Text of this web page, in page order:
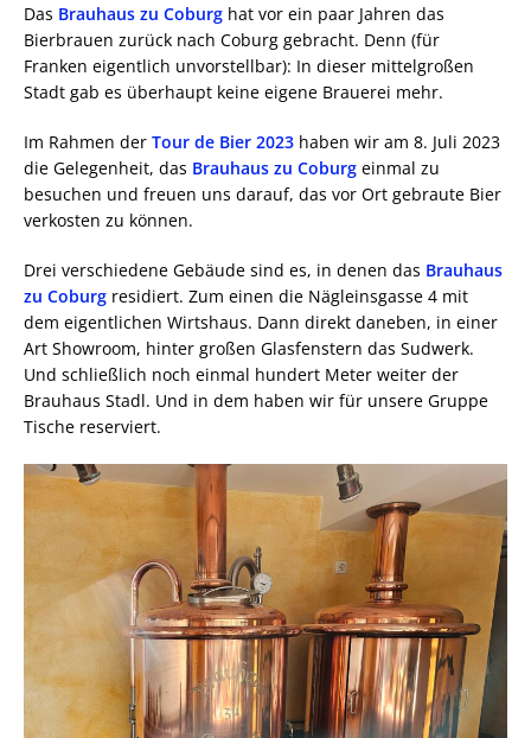
Das Brauhaus zu Coburg hat vor ein paar Jahren das
Bierbrauen zurück nach Coburg gebracht. Denn (für
Franken eigentlich unvorstellbar): In dieser mittelgroßen
Stadt gab es überhaupt keine eigene Brauerei mehr.
Im Rahmen der Tour de Bier 2023 haben wir am 8. Juli 2023
die Gelegenheit, das Brauhaus zu Coburg einmal zu
besuchen und freuen uns darauf, das vor Ort gebraute Bier
verkosten zu können.
Drei verschiedene Gebäude sind es, in denen das Brauhaus
zu Coburg residiert. Zum einen die Nägleinsgasse 4 mit
dem eigentlichen Wirtshaus. Dann direkt daneben, in einer
Art Showroom, hinter großen Glasfenstern das Sudwerk.
Und schließlich noch einmal hundert Meter weiter der
Brauhaus Stadl. Und in dem haben wir für unsere Gruppe
Tische reserviert.